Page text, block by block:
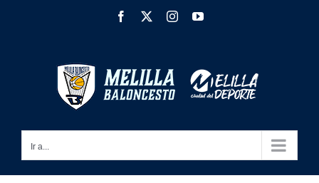
Facebook InstagramYouTube
Ir a...